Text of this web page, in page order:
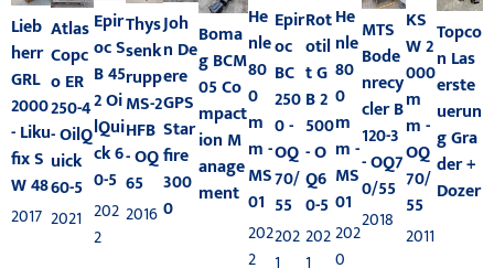
Lieb
herr
GRL
2000
- Liku
fix S
W 48
2017
Atlas
Copc
o ER
250-4
- OilQ
uick
60-5
2021
Epir
oc S
B 45
2 Oi
lQui
ck 6
0-5
202
2
Thys
senk
rupp
MS-2
HFB
- OQ
65
2016
Joh
n De
ere
GPS
Star
fire
300
0
Boma
g BCM
05 Co
mpact
ion M
anage
ment
He
nle
80
0
m
m -
MS
01
202
2
Epir
oc
BC
250
0 -
OQ
70/
55
202
1
Rot
otil
t G
B 2
500
- O
Q6
0-5
202
1
He
nle
80
0
m
m -
MS
01
202
0
MTS
Bode
nrecy
cler B
120-3
- OQ7
0/55
2018
KS
W 2
000
m
m -
OQ
70/
55
2011
Topco
n Las
erste
uerun
g Gra
der +
Dozer